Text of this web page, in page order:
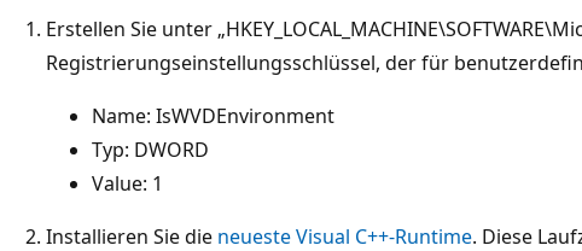
Erstellen Sie unter
Registrierungseinstellungsschlüssel, der für
Name: IsWVDEnvironment
Typ: DWORD
Value: 1
Installieren Sie die neueste Visual C++-Runtime. Diese